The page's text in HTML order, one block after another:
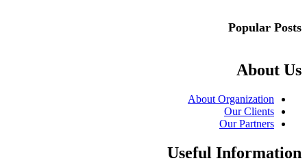
Popular Posts
About Us
About Organization
Our Clients
Our Partners
Useful Information